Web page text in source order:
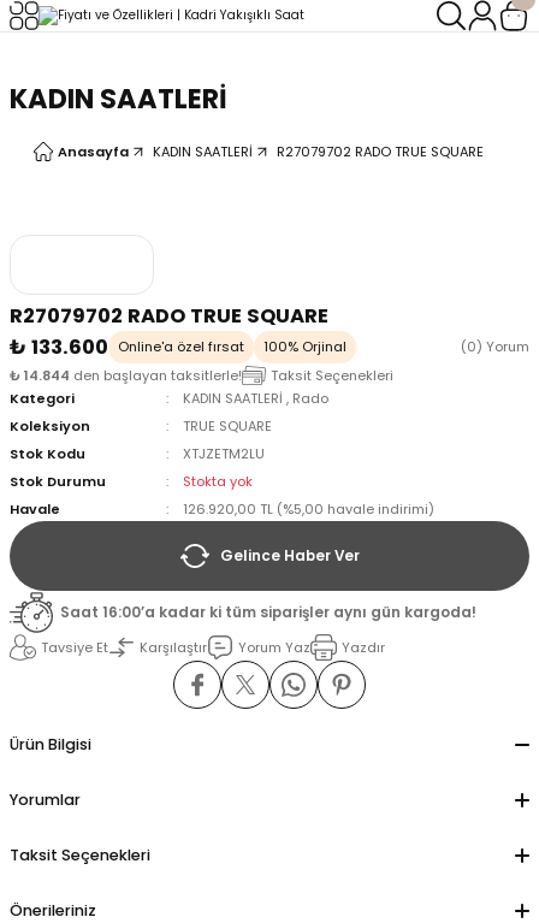
KADIN SAATLERİ
Anasayfa KADIN SAATLERİ R27079702 RADO TRUE SQUARE
R27079702 RADO TRUE SQUARE
₺ 133.600
Online'a özel fırsat 100% Orjinal
(0) Yorum
₺ 14.844 den başlayan taksitlerle!
Taksit Seçenekleri
Kategori
KADIN SAATLERİ , Rado
Koleksiyon
TRUE SQUARE
Stok Kodu
XTJZETM2LU
Stok Durumu
Stokta yok
Havale
126.920,00 TL (%5,00 havale indirimi)
Gelince Haber Ver
Saat 16:00’a kadar ki tüm siparişler aynı gün kargoda!
Tavsiye Et
Karşılaştır Yorum Yaz Yazdır
Ürün Bilgisi
Yorumlar
Taksit Seçenekleri
Önerileriniz
Geri Dön
Geri Dön